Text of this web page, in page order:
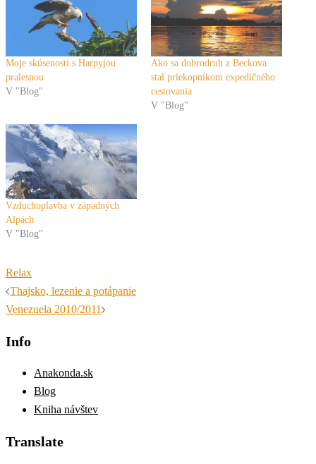
Moje skúsenosti s Harpyjou
pralesnou
V "Blog"
Ako sa dobrodruh z Beckova
stal priekopníkom expedičného
cestovania
V "Blog"
Vzduchoplavba v západných
Alpách
V "Blog"
Relax
Navigácia
článkami
Thajsko, lezenie a potápanie
Venezuela 2010/2011
Info
Anakonda.sk
Blog
Kniha návštev
Translate